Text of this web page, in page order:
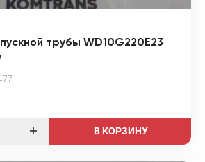
трубы WD10G220E23
В КОРЗИНУ